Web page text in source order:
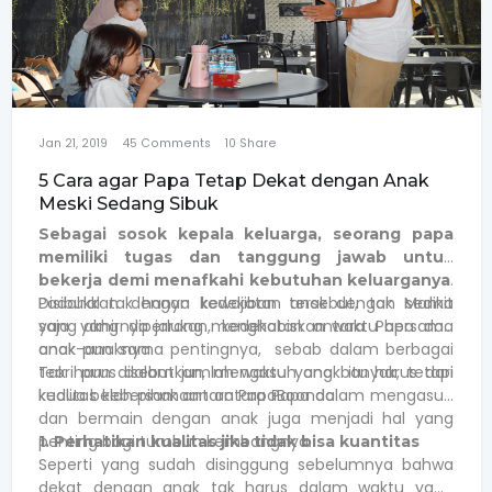
Jan 21, 2019 45 Comments 10 Share
5 Cara agar Papa Tetap Dekat dengan Anak
Meski Sedang Sibuk
Sebagai sosok kepala keluarga, seorang papa
memiliki tugas dan tanggung jawab untuk
bekerja demi menafkahi kebutuhan keluarganya.
Disibukkan dengan kewajiban tersebut, tak sedikit
yang akhirnya jarang menghabiskan waktu bersama
anak-anaknya.
Padahal tak hanya kedekatan anak dengan Mama
saja yang diperlukan, kedekatan antara Papa dan
anak pun sama pentingnya, sebab dalam berbagai
teori pun disebutkan, mengasuh anak itu harus dari
kedua belah pihak antara PapaBoonda
Tak harus dalam jumlah waktu yang banyak, tetapi
kualitas kebersamaan antara Papa dalam mengasuh
dan bermain dengan anak juga menjadi hal yang
penting bagi tumbuh kembangnya.
1. Perhatikan kualitas jika tidak bisa kuantitas
Seperti yang sudah disinggung sebelumnya bahwa
dekat dengan anak tak harus dalam waktu yang